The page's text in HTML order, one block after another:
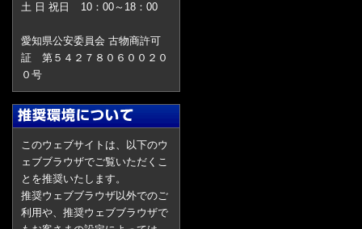
土 日 祝日
10：00～18：00
愛知県公安委員会 古物商許可
証 第５４２７８０６００２０
０号
このウェブサイトは、以下のウ
ェブブラウザでご覧いただくこ
とを推奨いたします。
推奨ウェブブラウザ以外でのご
利用や、推奨ウェブブラウザで